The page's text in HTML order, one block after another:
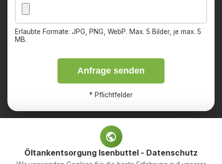
Erlaubte Formate: JPG, PNG, WebP. Max. 5 Bilder, je max. 5
MB.
Anfrage senden
* Pflichtfelder
ImpressumDatenschutz
Öltankentsorgung Isenbuttel - Datenschutz